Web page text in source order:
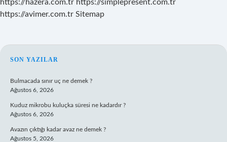
https://hazera.com.tr https://simplepresent.com.tr
https://avimer.com.tr Sitemap
SIDEBAR
SON YAZILAR
Bulmacada sınır uç ne demek ?
Ağustos 6, 2026
Kuduz mikrobu kuluçka süresi ne kadardır ?
Ağustos 6, 2026
Avazın çıktığı kadar avaz ne demek ?
Ağustos 5, 2026